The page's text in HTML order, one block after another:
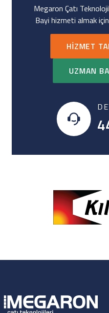
Megaron Çatı
Bayi hizmeti almak
HIZMET
UZMAN